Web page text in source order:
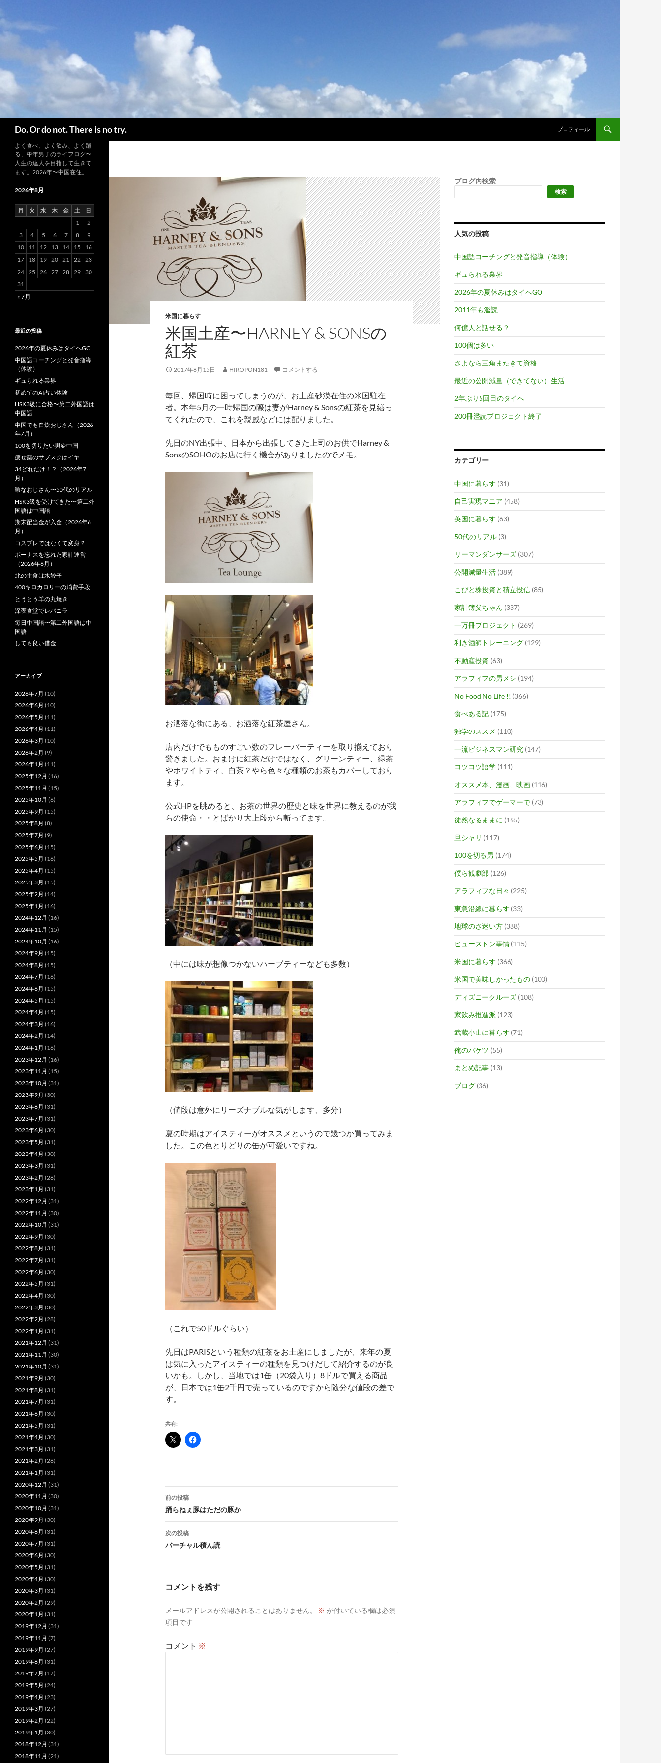
ン
Do. Or do not. There is no try. プロフィール
米国に暮らす
米国土産〜HARNEY & SONSの
紅茶
2017年8月15日 HIROPON181 コメントする
毎回、帰国時に困ってしまうのが、お土産砂漠在住の米国駐在
者。本年5月の一時帰国の際は妻がHarney & Sonsの紅茶を見繕っ
てくれたので、これを親戚などには配りました。
先日のNY出張中、日本から出張してきた上司のお供でHarney &
SonsのSOHOのお店に行く機会がありましたのでメモ。
お洒落な街にある、お洒落な紅茶屋さん。
店内だけでもものすごい数のフレーバーティーを取り揃えており
驚きました。おまけに紅茶だけではなく、グリーンティー、緑茶
やホワイトティ、白茶？やら色々な種類のお茶もカバーしており
ます。
公式HPを眺めると、お茶の世界の歴史と味を世界に教えるのが我
らの使命・・とばかり大上段から斬ってます。
（中には味が想像つかないハーブティーなども多数）
（値段は意外にリーズナブルな気がします、多分）
夏の時期はアイスティーがオススメというので幾つか買ってみま
した。この色とりどりの缶が可愛いですね。
（これで50ドルぐらい）
先日はPARISという種類の紅茶をお土産にしましたが、来年の夏
は気に入ったアイスティーの種類を見つけだして紹介するのが良
いかも。しかし、当地では1缶（20袋入り）8ドルで買える商品
が、日本では1缶2千円で売っているのですから随分な値段の差で
す。
共有:
投
稿
ナ
ビ
ゲ
ョ
前の投稿
踊らねぇ豚はただの豚か
次の投稿
バーチャル積ん読
コメントを残す
メールアドレスが公開されることはありません。 ※ が付いている欄は必須
項目です
コメント ※
ブログ内検索
検索
人気の投稿
中国語コーチングと発音指導（体験）
ギュられる業界
2026年の夏休みはタイへGO
2011年も濫読
何億人と話せる？
100個は多い
さよなら三角またきて資格
最近の公開減量（できてない）生活
2年ぶり5回目のタイへ
200冊濫読プロジェクト終了
カテゴリー
中国に暮らす (31)
自己実現マニア (458)
英国に暮らす (63)
50代のリアル (3)
リーマンダンサーズ (307)
公開減量生活 (389)
こびと株投資と積立投信 (85)
家計簿父ちゃん (337)
一万冊プロジェクト (269)
利き酒師トレーニング (129)
不動産投資 (63)
アラフィフの男メシ (194)
No Food No Life !! (366)
食べある記 (175)
独学のススメ (110)
一流ビジネスマン研究 (147)
コツコツ語学 (111)
オススメ本、漫画、映画 (116)
アラフィフでゲーマーで (73)
徒然なるままに (165)
旦シャリ (117)
100を切る男 (174)
僕ら観劇部 (126)
アラフィフな日々 (225)
東急沿線に暮らす (33)
地球のさ迷い方 (388)
ヒューストン事情 (115)
米国に暮らす (366)
米国で美味しかったもの (100)
ディズニークルーズ (108)
家飲み推進派 (123)
武蔵小山に暮らす (71)
俺のバケツ (55)
まとめ記事 (13)
ブログ (36)
よく食べ、よく飲み、よく踊
る、中年男子のライフログ〜
人生の達人を目指して生きて
ます。2026年〜中国在住。
2026年8月
月 火 水 木 金 土
日
1
2
3
4 5 6 7 8
9
10
11 12 13 14 15
16
17
18 19 20 21 22 23
24 25 26 27 28 29
30
31
« 7月
最近の投稿
2026年の夏休みはタイへGO
中国語コーチングと発音指導
（体験）
ギュられる業界
初めてのAI占い体験
HSK3級に合格〜第二外国語は
中国語
中国でも自炊おじさん（2026
年7月）
100を切りたい男＠中国
痩せ薬のサブスクはイヤ
34どれだけ！？（2026年7
月）
暇なおじさん〜50代のリアル
HSK3級を受けてきた〜第二外
国語は中国語
期末配当金が入金（2026年6
月）
コスプレではなくて変身？
ボーナスを忘れた家計運営
（2026年6月）
北の主食は水餃子
400キロカロリーの消費手段
とうとう羊の丸焼き
深夜食堂でレバニラ
毎日中国語〜第二外国語は中
国語
しても良い借金
アーカイブ
2026年7月 (10)
2026年6月 (10)
2026年5月 (11)
2026年4月 (11)
2026年3月 (10)
2026年2月 (9)
2026年1月 (11)
2025年12月 (16)
2025年11月 (15)
2025年10月 (6)
2025年9月 (15)
2025年8月 (8)
2025年7月 (9)
2025年6月 (15)
2025年5月 (16)
2025年4月 (15)
2025年3月 (15)
2025年2月 (14)
2025年1月 (16)
2024年12月 (16)
2024年11月 (15)
2024年10月 (16)
2024年9月 (15)
2024年8月 (15)
2024年7月 (16)
2024年6月 (15)
2024年5月 (15)
2024年4月 (15)
2024年3月 (16)
2024年2月 (14)
2024年1月 (16)
2023年12月 (16)
2023年11月 (15)
2023年10月 (31)
2023年9月 (30)
2023年8月 (31)
2023年7月 (31)
2023年6月 (30)
2023年5月 (31)
2023年4月 (30)
2023年3月 (31)
2023年2月 (28)
2023年1月 (31)
2022年12月 (31)
2022年11月 (30)
2022年10月 (31)
2022年9月 (30)
2022年8月 (31)
2022年7月 (31)
2022年6月 (30)
2022年5月 (31)
2022年4月 (30)
2022年3月 (30)
2022年2月 (28)
2022年1月 (31)
2021年12月 (31)
2021年11月 (30)
2021年10月 (31)
2021年9月 (30)
2021年8月 (31)
2021年7月 (31)
2021年6月 (30)
2021年5月 (31)
2021年4月 (30)
2021年3月 (31)
2021年2月 (28)
2021年1月 (31)
2020年12月 (31)
2020年11月 (30)
2020年10月 (31)
2020年9月 (30)
2020年8月 (31)
2020年7月 (31)
2020年6月 (30)
2020年5月 (31)
2020年4月 (30)
2020年3月 (31)
2020年2月 (29)
2020年1月 (31)
2019年12月 (31)
2019年11月 (7)
2019年9月 (27)
2019年8月 (31)
2019年7月 (17)
2019年5月 (24)
2019年4月 (23)
2019年3月 (27)
2019年2月 (22)
2019年1月 (30)
2018年12月 (31)
2018年11月 (21)